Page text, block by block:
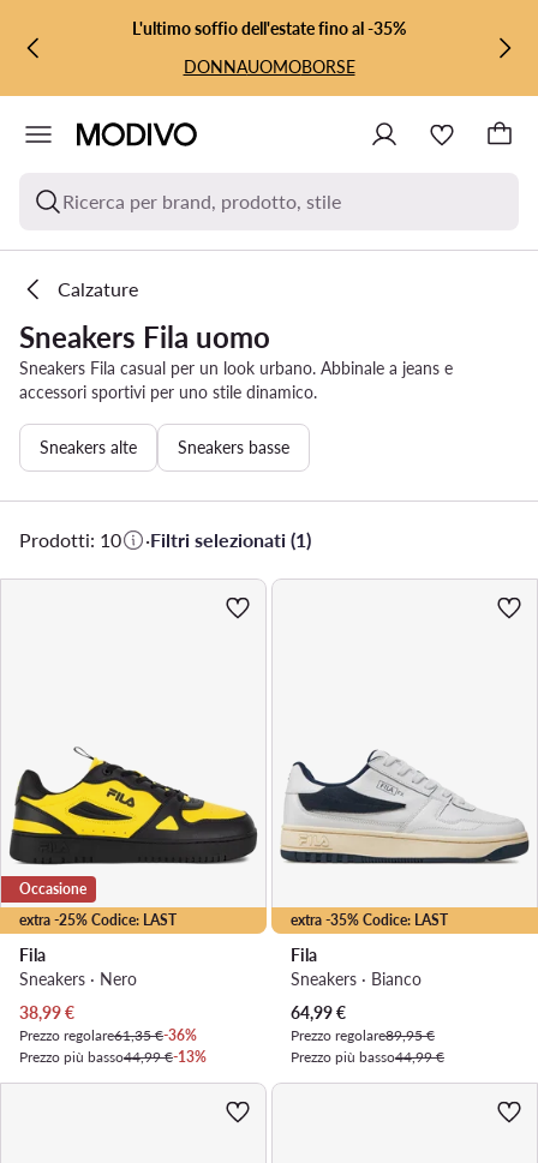
VAI AL CONTENUTO PRINCIPALE
VAI ALLA RICERCAL'ultimo soffio dell'estate fino al -35%
DONNAUOMOBORSE
Ricerca per brand, prodotto, stile
Calzature
Sneakers Fila uomo
Sneakers Fila casual per un look urbano. Abbinale a jeans e
accessori sportivi per uno stile dinamico.
Sneakers alte Sneakers basse
Prodotti: 10 ·Filtri selezionati (1)
extra -25% Codice: LAST
Occasione
Fila
Sneakers · Nero
Prezzo attuale
38,99€
Prezzo regolare61,35 €-36%
Prezzo più basso44,99 €-13%
extra -35% Codice: LAST
Fila
Sneakers · Bianco
Prezzo attuale
64,99€
Prezzo regolare89,95 €
Prezzo più basso44,99 €